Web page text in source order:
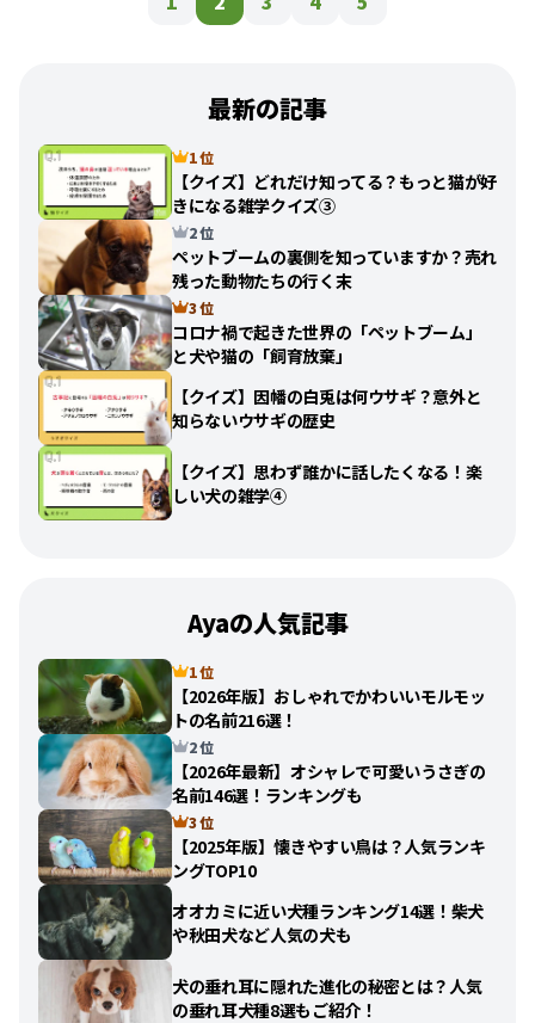
最新の記事
1 位
【クイズ】どれだけ知ってる？もっと猫が好
きになる雑学クイズ③
2 位
ペットブームの裏側を知っていますか？売れ
残った動物たちの行く末
3 位
コロナ禍で起きた世界の「ペットブーム」
と犬や猫の「飼育放棄」
【クイズ】因幡の白兎は何ウサギ？意外と
知らないウサギの歴史
【クイズ】思わず誰かに話したくなる！楽
しい犬の雑学④
Ayaの人気記事
1 位
【2026年版】おしゃれでかわいいモルモッ
トの名前216選！
2 位
【2026年最新】オシャレで可愛いうさぎの
名前146選！ランキングも
3 位
【2025年版】懐きやすい鳥は？人気ランキ
ングTOP10
オオカミに近い犬種ランキング14選！柴犬
や秋田犬など人気の犬も
犬の垂れ耳に隠れた進化の秘密とは？人気
の垂れ耳犬種8選もご紹介！